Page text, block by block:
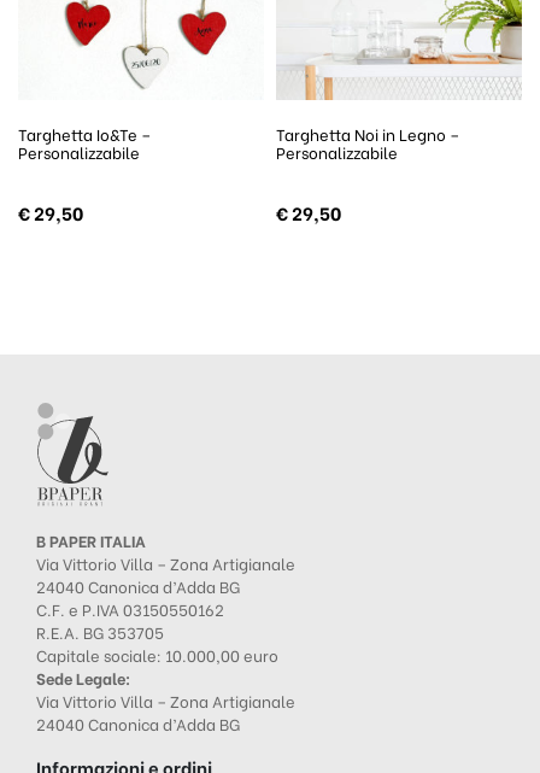
Targhetta Io&Te –
Personalizzabile
€29,50
Targhetta Noi in Legno –
Personalizzabile
€29,50
B PAPER ITALIA
Via Vittorio Villa – Zona Artigianale
24040 Canonica d’Adda BG
C.F. e P.IVA 03150550162
R.E.A. BG 353705
Capitale sociale: 10.000,00 euro
Sede Legale:
Via Vittorio Villa – Zona Artigianale
24040 Canonica d’Adda BG
Informazioni e ordini